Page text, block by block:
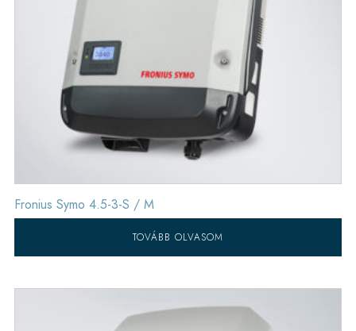
Fronius Symo 4.5-3-S / M
TOVÁBB OLVASOM